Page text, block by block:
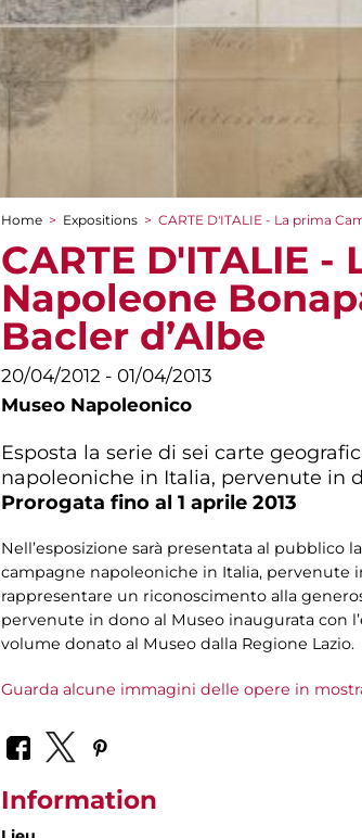
You are here
Home > Expositions > CARTE D'ITALIE - La prima
CARTE D'ITALIE
Napoleone
Bacler d’Albe
20/04/2012 - 01/04/2013
Museo Napoleonico
Esposta la serie di sei carte
napoleoniche in Italia, pervenute in
Prorogata fino al 1 aprile 2013
Nell’esposizione sarà presentata al pubblico
campagne napoleoniche in Italia, pervenute
rappresentare un riconoscimento alla
pervenute in dono al Museo inaugurata con
volume donato al Museo dalla Regione Lazio.
Guarda alcune immagini delle opere in
Information